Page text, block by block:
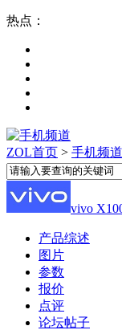
热点：
ZOL首页 > 手机频道
vivo
产品综述
图片
参数
报价
点评
论坛帖子